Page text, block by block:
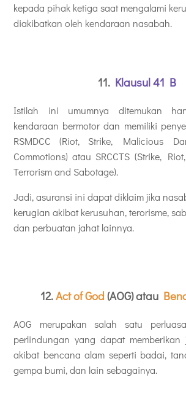
kepada pihak ketiga saat mengalami
diakibatkan oleh kendaraan nasabah.
11. Klausul 41 B
Istilah ini umumnya ditemukan
kendaraan bermotor dan memiliki
RSMDCC (Riot, Strike, Malicious
Commotions) atau SRCCTS (Strike,
Terrorism and Sabotage).
Jadi, asuransi ini dapat diklaim jika
kerugian akibat kerusuhan, terorisme,
dan perbuatan jahat lainnya.
12.Act of God (AOG) atau
AOG merupakan salah satu
perlindungan yang dapat memberikan
akibat bencana alam seperti badai,
gempa bumi, dan lain sebagainya.